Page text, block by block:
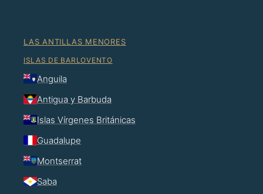
LAS ANTILLAS MENORES
ISLAS DE BARLOVENTO
Anguila
Antigua y Barbuda
Islas Vírgenes Británicas
Guadalupe
Montserrat
Saba